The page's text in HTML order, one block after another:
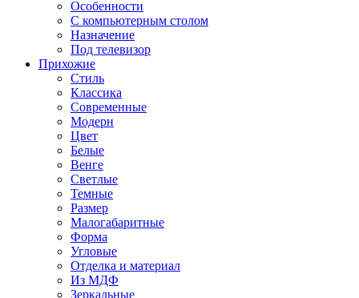
Особенности
С компьютерным столом
Назначение
Под телевизор
Прихожие
Стиль
Классика
Современные
Модерн
Цвет
Белые
Венге
Светлые
Темные
Размер
Малогабаритные
Форма
Угловые
Отделка и материал
Из МДФ
Зеркальные